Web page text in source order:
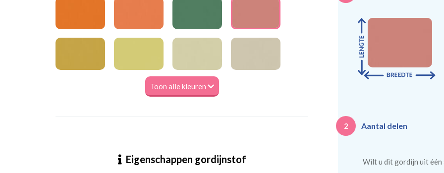
Toon alle kleuren
Eigenschappen gordijnstof
2 Aantal delen
Wilt u dit gordijn uit één